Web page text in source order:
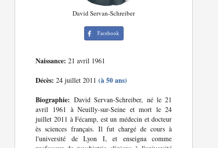
David Servan-Schreiber
Facebook
Naissance: 21 avril 1961
Décès: 24 juillet 2011(à 50 ans)
Biographie: David Servan-Schreiber, né le 21
avril 1961 à Neuilly-sur-Seine et mort le 24
juillet 2011 à Fécamp, est un médecin et docteur
ès sciences français. Il fut chargé de cours à
l'université de Lyon I, et enseigna comme